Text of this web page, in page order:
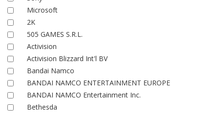
Microsoft
2K
505 GAMES S.R.L.
Activision
Activision Blizzard Int'l BV
Bandai Namco
BANDAI NAMCO ENTERTAINMENT EUROPE
BANDAI NAMCO Entertainment Inc.
Bethesda